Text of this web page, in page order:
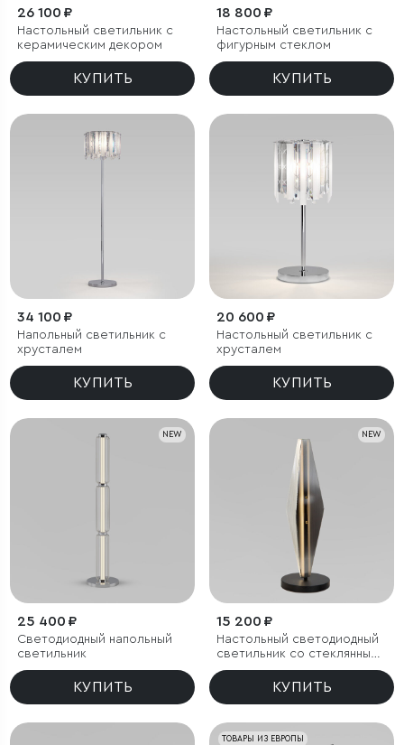
26 100 ₽
Настольный светильник с
керамическим декором
КУПИТЬ
18 800 ₽
Настольный светильник с
фигурным стеклом
КУПИТЬ
34 100 ₽
Напольный светильник с
хрусталем
КУПИТЬ
20 600 ₽
Настольный светильник с
хрусталем
КУПИТЬ
NEW
25 400 ₽
Светодиодный напольный
светильник
КУПИТЬ
NEW
15 200 ₽
Настольный светодиодный
светильник со стеклянным
плафоном
КУПИТЬ
ТОВАРЫ ИЗ ЕВРОПЫ